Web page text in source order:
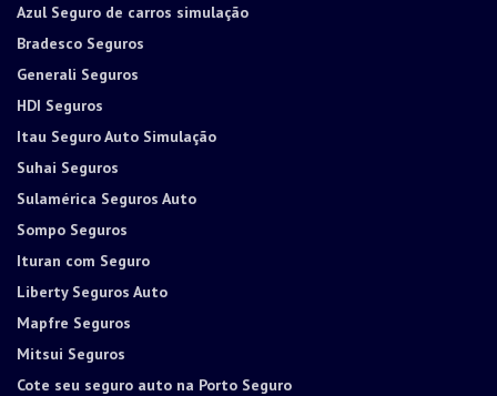
Azul Seguro de carros simulação
Bradesco Seguros
Generali Seguros
HDI Seguros
Itau Seguro Auto Simulação
Suhai Seguros
Sulamérica Seguros Auto
Sompo Seguros
Ituran com Seguro
Liberty Seguros Auto
Mapfre Seguros
Mitsui Seguros
Cote seu seguro auto na Porto Seguro